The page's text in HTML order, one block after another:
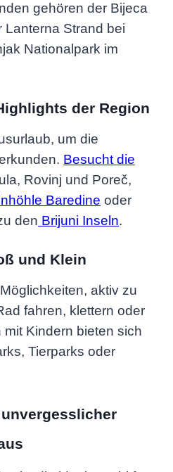
gehören der Bijeca
Lanterna Strand bei
Nationalpark im
der Region
um die
Besucht die
Rovinj und Poreč,
Baredine oder
den Brijuni Inseln.
und Klein
aktiv zu
fahren, klettern oder
Kindern bieten sich
Tierparks oder